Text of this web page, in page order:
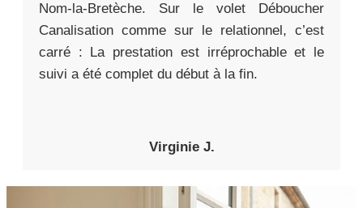
Nom-la-Bretèche. Sur le volet Déboucher
Canalisation comme sur le relationnel, c’est
carré : La prestation est irréprochable et le
suivi a été complet du début à la fin.
Virginie J.